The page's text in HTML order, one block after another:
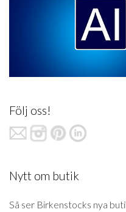
Följ oss!
Nytt om butik
Så ser Birkenstocks nya